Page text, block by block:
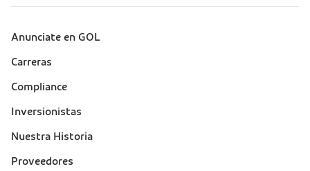
Sobre a Gol (footer)
Anunciate en GOL
Carreras
Compliance
Inversionistas
Nuestra Historia
Proveedores